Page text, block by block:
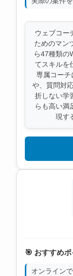
ウェブコー
ためのマン
ら47種類の
てスキルを
専属コーチ
や、質問対
折しない学
らも高い満
現す
🎯 おすすめポ
オンライン